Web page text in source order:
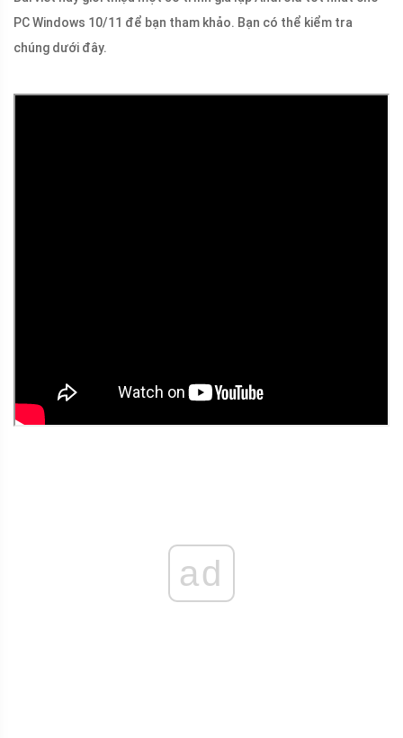
PC Windows 10/11 để bạn tham khảo. Bạn có thể kiểm tra
chúng dưới đây.
ad